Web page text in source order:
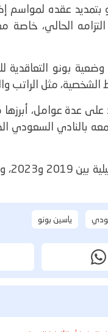
عقده لمواسم
الحالي، خاصة
بونو
الشخصية، مثل
عدة عوامل، أبرزها
ياسين بونو